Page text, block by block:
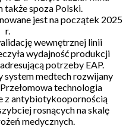
także spoza Polski.
jest na początek 2025
r.
wewnętrznej linii
wydajność produkcji
potrzeby EAP.
medtech rozwijany
technologia
z antybiotykoopornością
rosnących na skalę
medycznych.